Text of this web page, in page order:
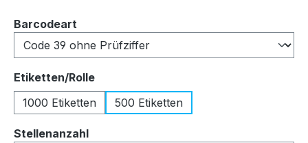
Barcodeart
Etiketten/Rolleauswählen
1000 Etiketten
500 Etiketten
Stellenanzahlauswählen